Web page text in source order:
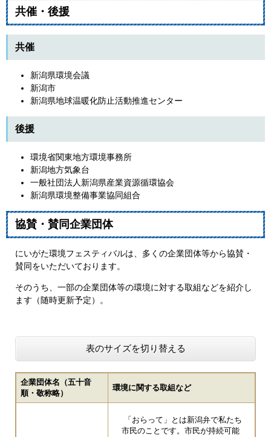
共催・後援
共催
新潟県環境会議
新潟市
新潟県地球温暖化防止活動推進センター
後援
環境省関東地方環境事務所
新潟地方気象台
一般社団法人新潟県産業資源循環協会
新潟県環境整備事業協同組合
協賛・賛同企業団体
にいがた環境フェスティバルは、多くの企業団体等から協賛・
賛同をいただいております。
そのうち、一部の企業団体等の環境に対する取組などを紹介し
ます（随時更新予定）。
表のサイズを切り替える
企業団体名（五十音
順・敬称略）
環境に関する取組など
「おらって」とは新潟弁で私たち
市民のことです。市民が持続可能